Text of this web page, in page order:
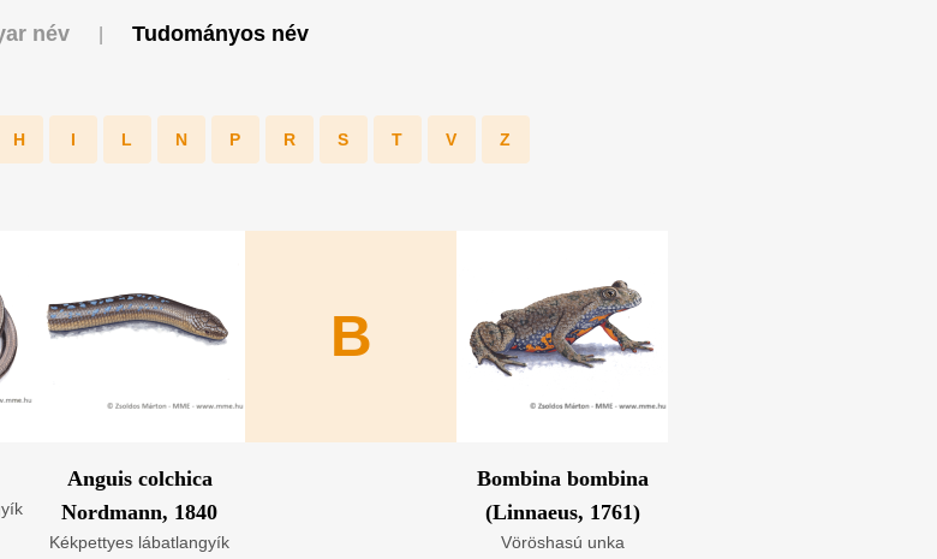
név Tudományos név
H I L N P R S T V Z
Kékpettyes lábatlangyík
Anguis colchica
Nordmann, 1840
B
Vöröshasú unka
Bombina bombina
(Linnaeus, 1761)